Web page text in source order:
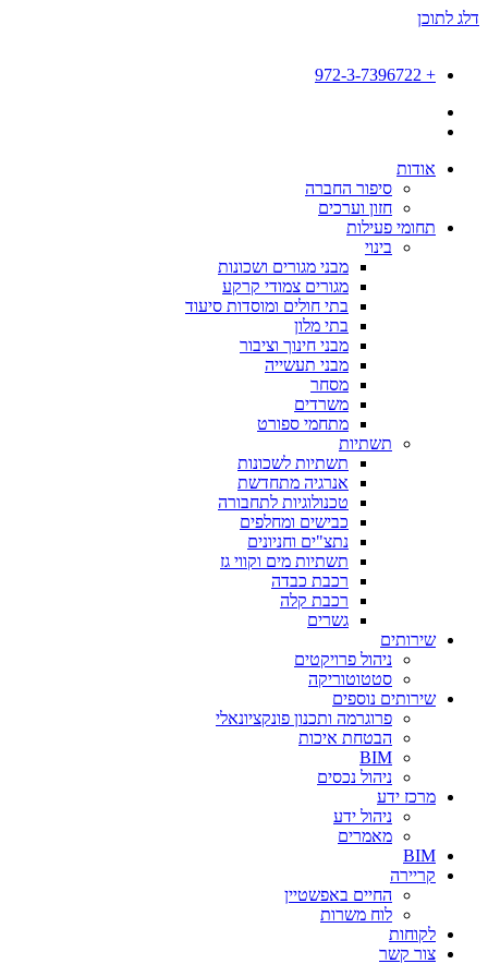
דלג לתוכן
+ 972-3-7396722
אודות
סיפור החברה
חזון וערכים
תחומי פעילות
בינוי
מבני מגורים ושכונות
מגורים צמודי קרקע
בתי חולים ומוסדות סיעוד
בתי מלון
מבני חינוך וציבור
מבני תעשייה
מסחר
משרדים
מתחמי ספורט
תשתיות
תשתיות לשכונות
אנרגיה מתחדשת
טכנולוגיות לתחבורה
כבישים ומחלפים
נתצ"ים וחניונים
תשתיות מים וקווי גז
רכבת כבדה
רכבת קלה
גשרים
שירותים
ניהול פרויקטים
סטטוטוריקה
שירותים נוספים
פרוגרמה ותכנון פונקציונאלי
הבטחת איכות
BIM
ניהול נכסים
מרכז ידע
ניהול ידע
מאמרים
BIM
קריירה
החיים באפשטיין
לוח משרות
לקוחות
צור קשר